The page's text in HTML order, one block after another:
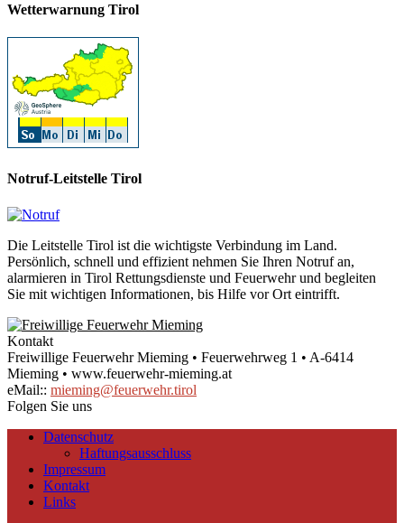
Wetterwarnung Tirol
Notruf-Leitstelle Tirol
Die Leitstelle Tirol ist die wichtigste Verbindung im Land.
Persönlich, schnell und effizient nehmen Sie Ihren Notruf an,
alarmieren in Tirol Rettungsdienste und Feuerwehr und begleiten
Sie mit wichtigen Informationen, bis Hilfe vor Ort eintrifft.
Kontakt
Freiwillige Feuerwehr Mieming • Feuerwehrweg 1 • A-6414
Mieming • www.feuerwehr-mieming.at
eMail:: mieming@feuerwehr.tirol
Folgen Sie uns
Datenschutz
Haftungsausschluss
Impressum
Kontakt
Links